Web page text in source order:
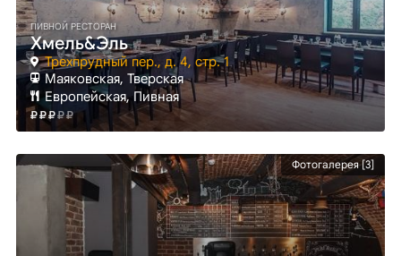
ПИВНОЙ РЕСТОРАН
Хмель&Эль
Трехпрудный пер., д. 4, стр. 1
Маяковская, Тверская
Европейская, Пивная
Фотогалерея [3]